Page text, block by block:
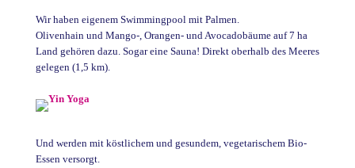
Wir haben eigenem Swimmingpool mit Palmen.
Olivenhain und Mango-, Orangen- und Avocadobäume auf 7 ha
Land gehören dazu. Sogar eine Sauna! Direkt oberhalb des Meeres
gelegen (1,5 km).
Und werden mit köstlichem und gesundem, vegetarischem Bio-
Essen versorgt.